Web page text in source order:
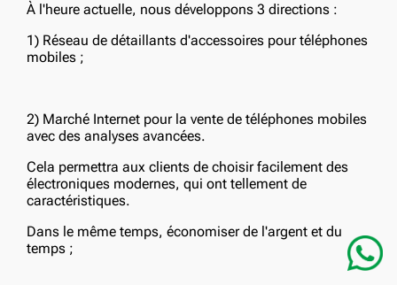
À l'heure actuelle, nous développons 3 directions :
1) Réseau de détaillants d'accessoires pour téléphones
mobiles ;
2) Marché Internet pour la vente de téléphones mobiles
avec des analyses avancées.
Cela permettra aux clients de choisir facilement des
électroniques modernes, qui ont tellement de
caractéristiques.
Dans le même temps, économiser de l'argent et du
temps ;